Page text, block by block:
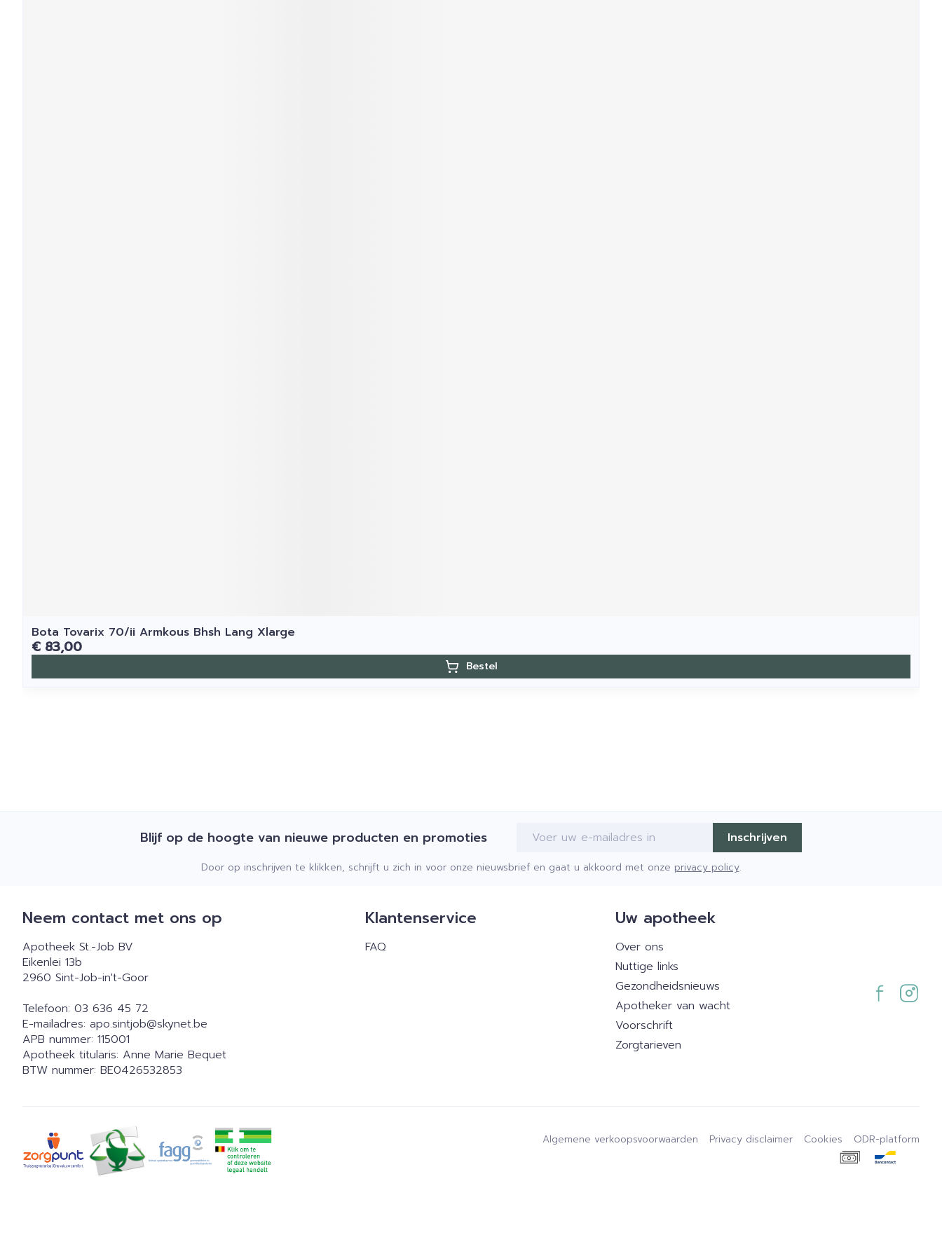
Bota Tovarix 70/ii Armkous Bhsh Lang Xlarge
€ 83,00
Bestel
Blijf op de hoogte van nieuwe producten en promoties E-mail adres Inschrijven
Door op inschrijven te klikken, schrijft u zich in voor onze nieuwsbrief en gaat u akkoord met onze privacy policy.
Neem contact met ons op
Apotheek St.-Job BV
Eikenlei 13b
2960 Sint-Job-in't-Goor
Telefoon: 03 636 45 72
E-mailadres: apo.sintjob@skynet.be
APB nummer: 115001
Apotheek titularis: Anne Marie Bequet
BTW nummer: BE0426532853
Klantenservice
FAQ
Uw apotheek
Over ons
Nuttige links
Gezondheidsnieuws
Apotheker van wacht
Voorschrift
Zorgtarieven
Algemene verkoopsvoorwaarden Privacy disclaimer Cookies ODR-platform